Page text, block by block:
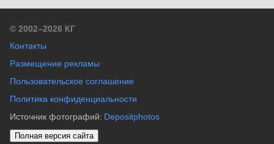
второй сезон
© 2002–2026 КГ
Контакты
Размещение рекламы
Пользовательское соглашение
Политика конфиденциальности
Источник фотографий: Depositphotos
Полная версия сайта